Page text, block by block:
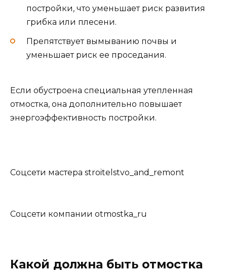
постройки, что уменьшает риск развития
грибка или плесени.
Препятствует вымыванию почвы и
уменьшает риск ее проседания.
Если обустроена специальная утепленная
отмостка, она дополнительно повышает
энергоэффективность постройки.
Соцсети мастера stroitelstvo_and_remont
Соцсети компании otmostka_ru
Какой должна быть отмостка